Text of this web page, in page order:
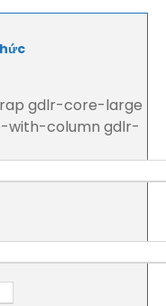
gdlr-core-large
column gdlr-